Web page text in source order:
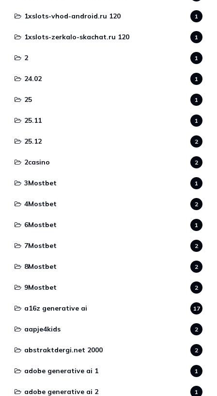
1xslots-vhod-android.ru 120 1
1xslots-zerkalo-skachat.ru 120 1
2 1
24.02 1
25 1
25.11 1
25.12 2
2casino 2
3Mostbet 1
4Mostbet 2
6Mostbet 1
7Mostbet 2
8Mostbet 2
9Mostbet 2
a16z generative ai 17
aapje4kids 2
abstraktdergi.net 2000 2
adobe generative ai 1 1
adobe generative ai 2 1